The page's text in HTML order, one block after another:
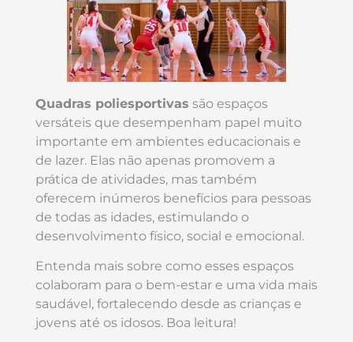
Quadras poliesportivas são espaços
versáteis que desempenham papel muito
importante em ambientes educacionais e
de lazer. Elas não apenas promovem a
prática de atividades, mas também
oferecem inúmeros benefícios para pessoas
de todas as idades, estimulando o
desenvolvimento físico, social e emocional.
Entenda mais sobre como esses espaços
colaboram para o bem-estar e uma vida mais
saudável, fortalecendo desde as crianças e
jovens até os idosos. Boa leitura!